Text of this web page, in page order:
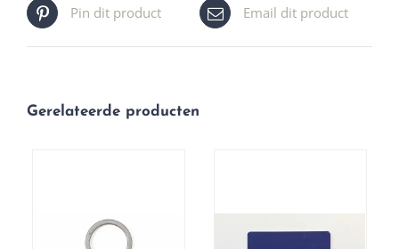
Pin dit product Email dit product
Gerelateerde producten